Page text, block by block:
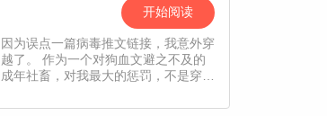
开始阅读
因为误点一篇病毒推文链接，我意外穿
越了。 作为一个对狗血文避之不及的
成年社畜，对我最大的惩罚，不是穿越
给我女主打脸或女配逆袭的爽文剧本，